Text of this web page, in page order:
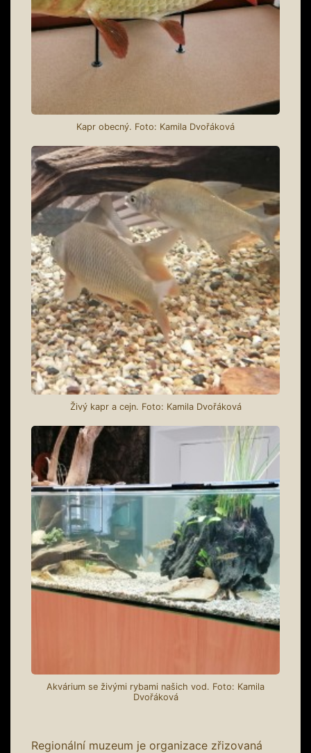
Kapr obecný. Foto: Kamila Dvořáková
Živý kapr a cejn. Foto: Kamila Dvořáková
Akvárium se živými rybami našich vod. Foto: Kamila
Dvořáková
Regionální muzeum je organizace zřizovaná